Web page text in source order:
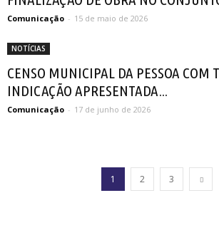
Comunicação - 15 de maio de 2026
NOTÍCIAS
CENSO MUNICIPAL DA PESSOA COM
INDICAÇÃO APRESENTADA...
Comunicação - 17 de junho de 2026
1 2 3